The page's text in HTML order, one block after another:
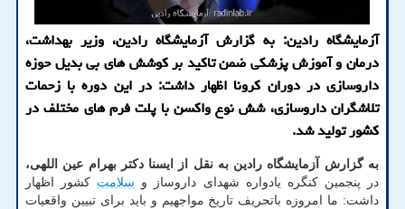
آزمایشگاه رادین: به گزارش آزمایشگاه رادین، وزیر بهداشت،
درمان و آموزش پزشکی ضمن تاکید بر کوشش های بی بدیل حوزه
داروسازی در دوران کرونا اظهار داشت: در این دوره با زحمات
تلاشگران داروسازی، شش نوع واکسن با پلت فرم های مختلف در
کشور تولید شد.
به گزارش آزمایشگاه رادین به نقل از ایسنا دکتر بهرام عین اللهی،
در پنجمین کنگره یادواره شهدای داروساز و سلامت کشور اظهار
داشت: ما امروزه باتحریف تاریخ مواجهیم و باید برای تبیین واقعیات